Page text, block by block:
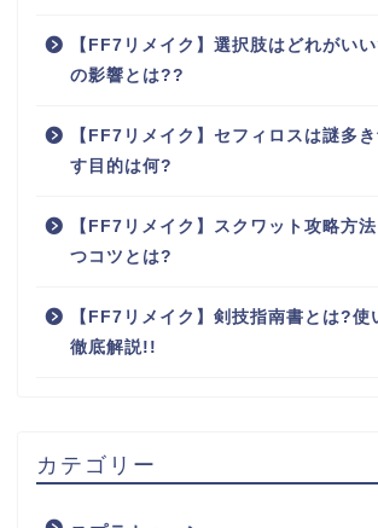
【FF7リメイク】選択肢はどれがい
の影響とは??
【FF7リメイク】セフィロスは謎多
す目的は何?
【FF7リメイク】スクワット攻略方
つコツとは?
【FF7リメイク】剣技指南書とは?使
徹底解説!!
カテゴリー